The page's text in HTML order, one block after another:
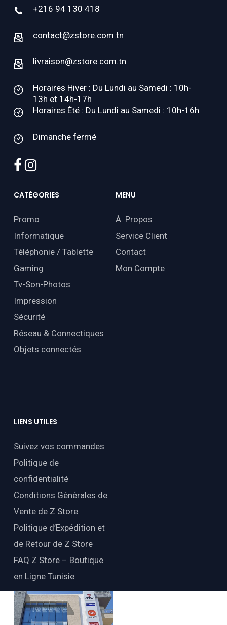
+216 94 130 418
contact@zstore.com.tn
livraison@zstore.com.tn
Horaires Hiver : Du Lundi au Samedi : 10h-
13h et 14h-17h
Horaires Été : Du Lundi au Samedi : 10h-16h
Dimanche fermé
facebook
instagram
CATÉGORIES
Promo
Informatique
Téléphonie / Tablette
Gaming
Tv-Son-Photos
Impression
Sécurité
Réseau & Connectiques
Objets connectés
MENU
À Propos
Service Client
Contact
Mon Compte
LIENS UTILES
Suivez vos commandes
Politique de
confidentialité
Conditions Générales de
Vente de Z Store
Politique d’Expédition et
de Retour de Z Store
FAQ Z Store – Boutique
en Ligne Tunisie